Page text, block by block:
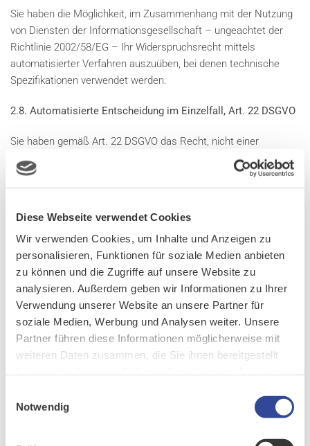
Diese Webseite verwendet Cookies
Wir verwenden Cookies, um Inhalte und Anzeigen zu
personalisieren, Funktionen für soziale Medien anbieten
zu können und die Zugriffe auf unsere Website zu
analysieren. Außerdem geben wir Informationen zu Ihrer
Verwendung unserer Website an unsere Partner für
soziale Medien, Werbung und Analysen weiter. Unsere
Partner führen diese Informationen möglicherweise mit
weiteren Daten zusammen, die Sie ihnen bereitgestellt
Notwendig
Sie haben die Möglichkeit, im Zusammenhang mit der Nutzung
von Diensten der Informationsgesellschaft – ungeachtet der
Richtlinie 2002/58/EG – Ihr Widerspruchsrecht mittels
automatisierter Verfahren auszuüben, bei denen technische
Spezifikationen verwendet werden.
2.8. Automatisierte Entscheidung im Einzelfall, Art. 22 DSGVO
Sie haben gemäß Art. 22 DSGVO das Recht, nicht einer
ausschließlich auf einer automatisierten Verarbeitung –
einschließlich Profiling – beruhenden Entscheidung unterworfen
zu werden, die Ihnen gegenüber rechtliche Wirkung entfaltet
nicht, wenn die Entscheidung (1) für den Abschluss oder die
Erfüllung eines Vertrags zwischen Ihnen und dem
Verantwortlichen erforderlich ist, (2) aufgrund von
Rechtsvorschriften der Union oder der Mitgliedstaaten, denen
der Verantwortliche unterliegt, zulässig ist und diese
Rechtsvorschriften angemessene Maßnahmen zur Wahrung
Ihrer Rechte und Freiheiten sowie Ihrer berechtigten Interessen
enthalten oder (3) mit Ihrer ausdrücklichen Einwilligung erfolgt.
beruhen, sofern nicht Art. 9 Abs. 2 lit. a oder g gilt und
angemessene Maßnahmen zum Schutz der Rechte und
Freiheiten sowie Ihrer berechtigten Interessen getroffen